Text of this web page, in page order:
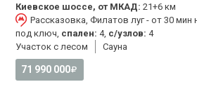
Киевское шоссе, от МКАД: 21+6 км
Рассказовка, Филатов луг - от 30 мин
под ключ, спален: 4, с/узлов: 4
Участок с лесом
Сауна
71 990 000